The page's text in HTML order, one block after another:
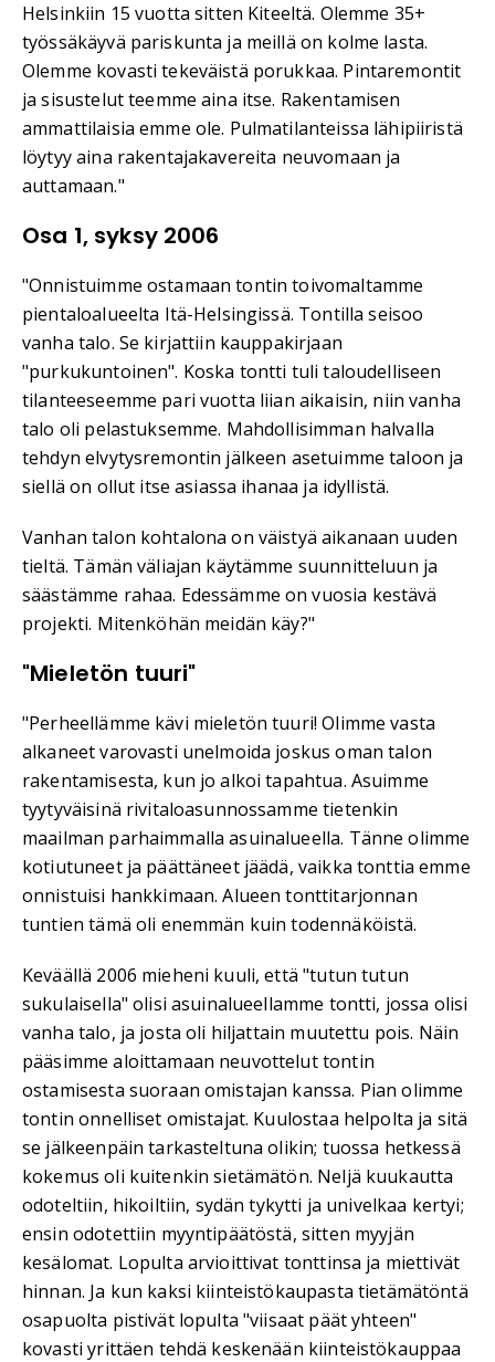
Helsinkiin 15 vuotta sitten Kiteeltä. Olemme 35+
työssäkäyvä pariskunta ja meillä on kolme lasta.
Olemme kovasti tekeväistä porukkaa. Pintaremontit
ja sisustelut teemme aina itse. Rakentamisen
ammattilaisia emme ole. Pulmatilanteissa lähipiiristä
löytyy aina rakentajakavereita neuvomaan ja
auttamaan."
Osa 1, syksy 2006
"Onnistuimme ostamaan tontin toivomaltamme
pientaloalueelta Itä-Helsingissä. Tontilla seisoo
vanha talo. Se kirjattiin kauppakirjaan
"purkukuntoinen". Koska tontti tuli taloudelliseen
tilanteeseemme pari vuotta liian aikaisin, niin vanha
talo oli pelastuksemme. Mahdollisimman halvalla
tehdyn elvytysremontin jälkeen asetuimme taloon ja
siellä on ollut itse asiassa ihanaa ja idyllistä.
Vanhan talon kohtalona on väistyä aikanaan uuden
tieltä. Tämän väliajan käytämme suunnitteluun ja
säästämme rahaa. Edessämme on vuosia kestävä
projekti. Mitenköhän meidän käy?"
"Mieletön tuuri"
"Perheellämme kävi mieletön tuuri! Olimme vasta
alkaneet varovasti unelmoida joskus oman talon
rakentamisesta, kun jo alkoi tapahtua. Asuimme
tyytyväisinä rivitaloasunnossamme tietenkin
maailman parhaimmalla asuinalueella. Tänne olimme
kotiutuneet ja päättäneet jäädä, vaikka tonttia emme
onnistuisi hankkimaan. Alueen tonttitarjonnan
tuntien tämä oli enemmän kuin todennäköistä.
Keväällä 2006 mieheni kuuli, että "tutun tutun
sukulaisella" olisi asuinalueellamme tontti, jossa olisi
vanha talo, ja josta oli hiljattain muutettu pois. Näin
pääsimme aloittamaan neuvottelut tontin
ostamisesta suoraan omistajan kanssa. Pian olimme
tontin onnelliset omistajat. Kuulostaa helpolta ja sitä
se jälkeenpäin tarkasteltuna olikin; tuossa hetkessä
kokemus oli kuitenkin sietämätön. Neljä kuukautta
odoteltiin, hikoiltiin, sydän tykytti ja univelkaa kertyi;
ensin odotettiin myyntipäätöstä, sitten myyjän
kesälomat. Lopulta arvioittivat tonttinsa ja miettivät
hinnan. Ja kun kaksi kiinteistökaupasta tietämätöntä
osapuolta pistivät lopulta "viisaat päät yhteen"
kovasti yrittäen tehdä keskenään kiinteistökauppaa